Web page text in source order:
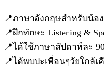
📍ภาษาอังกฤษสำหรับน้อ
📍ฝึกทักษะ Listening &
📍ได้ใช้ภาษาสัปดาห์ละ
📍ได้พบปะเพื่อนๆวัยใกล้เ